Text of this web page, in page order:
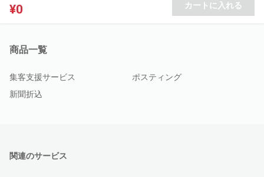
¥0 カートに入れる
商品一覧
集客支援サービス
ポスティング
新聞折込
関連のサービス